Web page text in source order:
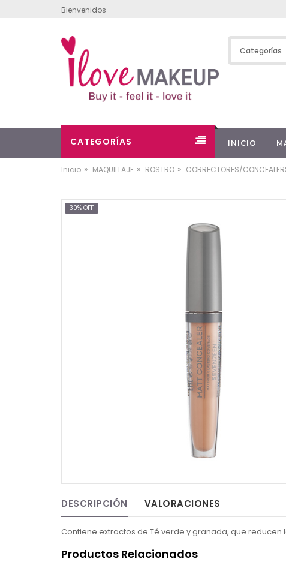
Bienvenidos
CATEGORÍAS INICIO
Inicio » MAQUILLAJE » ROSTRO » CORRECTORES/
30% OFF
DESCRIPCIÓN VALORACIONES
Contiene extractos de Té verde y granada, que
Productos Relacionados